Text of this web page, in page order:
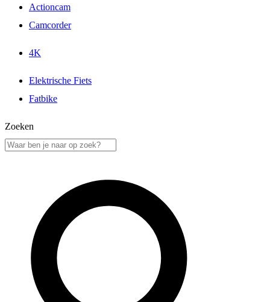
Actioncam
Camcorder
4K
Elektrische Fiets
Fatbike
Zoeken